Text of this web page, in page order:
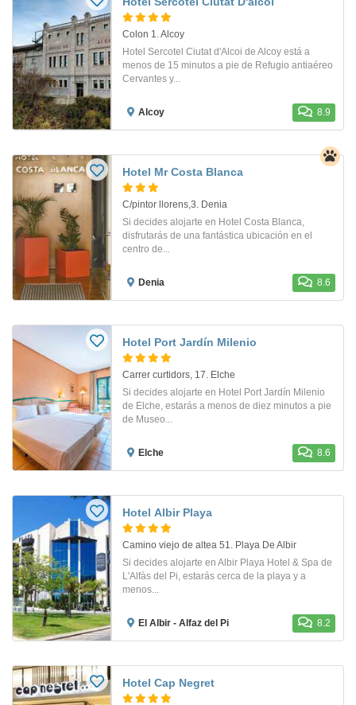
Colon 1. Alcoy
Hotel Sercotel Ciutat d'Alcoi de Alcoy está a
menos de 15 minutos a pie de Refugio antiaéreo
Cervantes y...
Alcoy 8.9
Hotel Mr Costa Blanca
C/pintor llorens,3. Denia
Si decides alojarte en Hotel Costa Blanca,
disfrutarás de una fantástica ubicación en el
centro de...
Denia 8.6
Hotel Port Jardín Milenio
Carrer curtidors, 17. Elche
Si decides alojarte en Hotel Port Jardín Milenio
de Elche, estarás a menos de diez minutos a pie
de Museo...
Elche 8.6
Hotel Albir Playa
Camino viejo de altea 51. Playa De Albir
Si decides alojarte en Albir Playa Hotel & Spa de
L'Alfàs del Pi, estarás cerca de la playa y a
menos...
El Albir - Alfaz del Pi 8.2
Hotel Cap Negret